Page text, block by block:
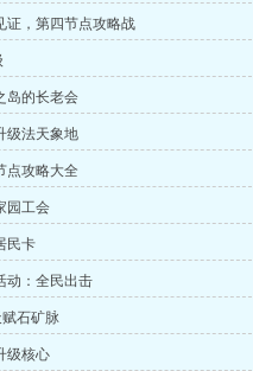
证，第四节点攻略战
岛的长老会
级法天象地
点攻略大全
园工会
民卡
动：全民出击
石矿脉
级核心